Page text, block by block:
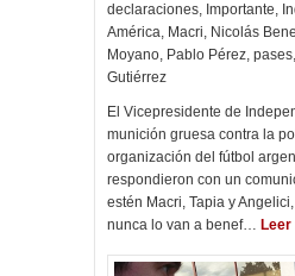
declaraciones, Importante,
América, Macri, Nicolás
Moyano, Pablo Pérez, pases,
Gutiérrez
El Vicepresidente de
munición gruesa contra la
organización del fútbol
respondieron con un
estén Macri, Tapia y
nunca lo van a benef… Leer